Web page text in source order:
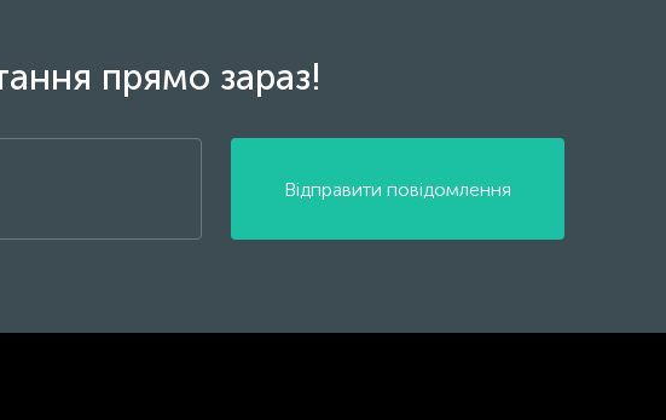
прямо зараз!
Відправити повідомлення